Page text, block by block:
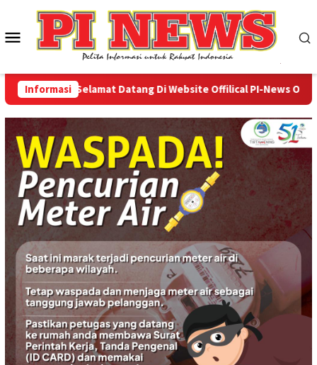
konten
Menu
Mobile
InformasiSelamat Datang Di Website Offilical PI-News Online -